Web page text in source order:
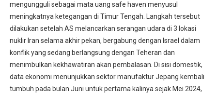
mengungguli sebagai mata uang safe haven menyusul
meningkatnya ketegangan di Timur Tengah. Langkah tersebut
dilakukan setelah AS melancarkan serangan udara di 3 lokasi
nuklir Iran selama akhir pekan, bergabung dengan Israel dalam
konflik yang sedang berlangsung dengan Teheran dan
menimbulkan kekhawatiran akan pembalasan. Di sisi domestik,
data ekonomi menunjukkan sektor manufaktur Jepang kembali
tumbuh pada bulan Juni untuk pertama kalinya sejak Mei 2024,